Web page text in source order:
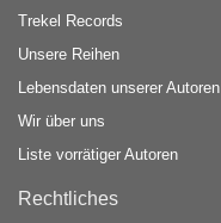
Trekel Records
Unsere Reihen
Lebensdaten unserer Autoren
Wir über uns
Liste vorrätiger Autoren
Rechtliches